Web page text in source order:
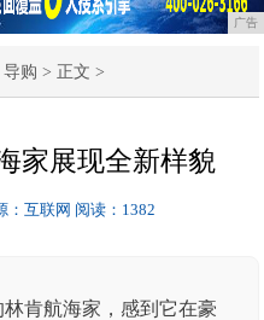
广告
导购 > 正文 >
家展现全新样貌
：互联网 阅读：1382
肯航海家，感到它在豪